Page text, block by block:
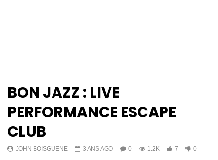
BON JAZZ : LIVE
PERFORMANCE ESCAPE
CLUB
JOHN BOISGUENE 3 ANS AGO 0 1.2K 7 0